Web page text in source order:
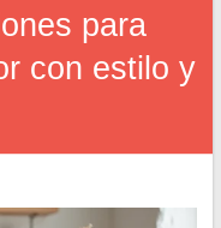
para
con estilo y